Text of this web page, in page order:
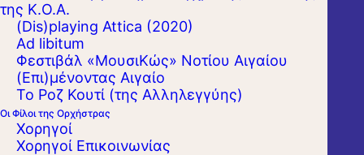
της Κ.Ο.Α.
(Dis)playing Attica (2020)
Ad libitum
Φεστιβάλ «ΜουσιΚώς» Νοτίου Αιγαίου
(Επι)μένοντας Αιγαίο
Το Ροζ Κουτί (της Αλληλεγγύης)
Οι Φίλοι της Ορχήστρας
Χορηγοί
Χορηγοί Επικοινωνίας